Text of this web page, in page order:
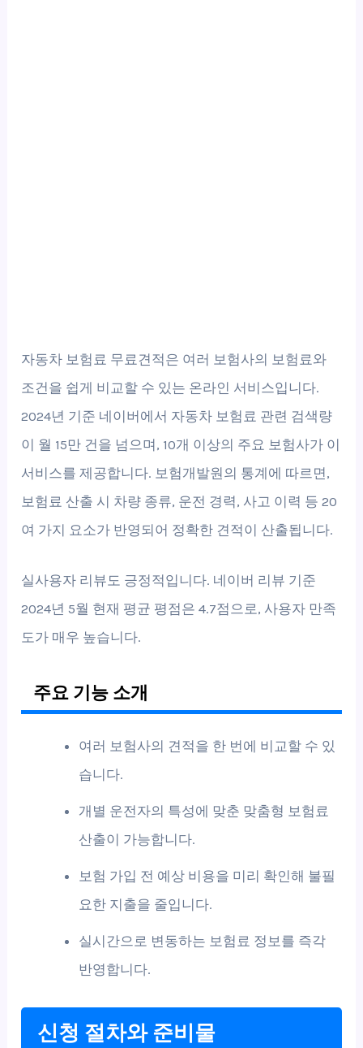
자동차 보험료 무료견적은 여러 보험사의 보험료와
조건을 쉽게 비교할 수 있는 온라인 서비스입니다.
2024년 기준 네이버에서 자동차 보험료 관련 검색량
이 월 15만 건을 넘으며, 10개 이상의 주요 보험사가 이
서비스를 제공합니다. 보험개발원의 통계에 따르면,
보험료 산출 시 차량 종류, 운전 경력, 사고 이력 등 20
여 가지 요소가 반영되어 정확한 견적이 산출됩니다.
실사용자 리뷰도 긍정적입니다. 네이버 리뷰 기준
2024년 5월 현재 평균 평점은 4.7점으로, 사용자 만족
도가 매우 높습니다.
주요 기능 소개
여러 보험사의 견적을 한 번에 비교할 수 있
습니다.
개별 운전자의 특성에 맞춘 맞춤형 보험료
산출이 가능합니다.
보험 가입 전 예상 비용을 미리 확인해 불필
요한 지출을 줄입니다.
실시간으로 변동하는 보험료 정보를 즉각
반영합니다.
신청 절차와 준비물